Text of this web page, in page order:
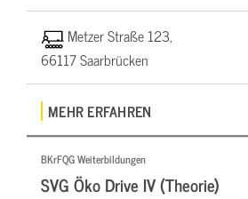
Metzer Straße 123,
66117 Saarbrücken
MEHR ERFAHREN
BKrFQG Weiterbildungen
SVG Öko Drive IV (Theorie)